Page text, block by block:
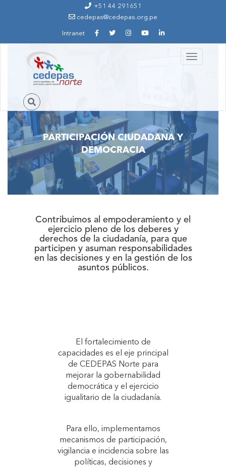
+51 44 291651
cedepas@cedepas.org.pe
Intranet
Toggle
navigation
PARTICIPACIÓN CIUDADANA Y
DEMOCRACIA
Contribuimos al empoderamiento y el
ejercicio pleno de los deberes y
derechos de la ciudadanía, para que
participen y asuman responsabilidades
en las decisiones y en la gestión de los
asuntos públicos.
El fortalecimiento de
capacidades es el eje principal
de CEDEPAS Norte para
mejorar la gobernabilidad
democrática y el ejercicio
igualitario de la ciudadanía.
Para ello, implementamos
mecanismos de participación,
vigilancia e incidencia sobre las
políticas, decisiones y